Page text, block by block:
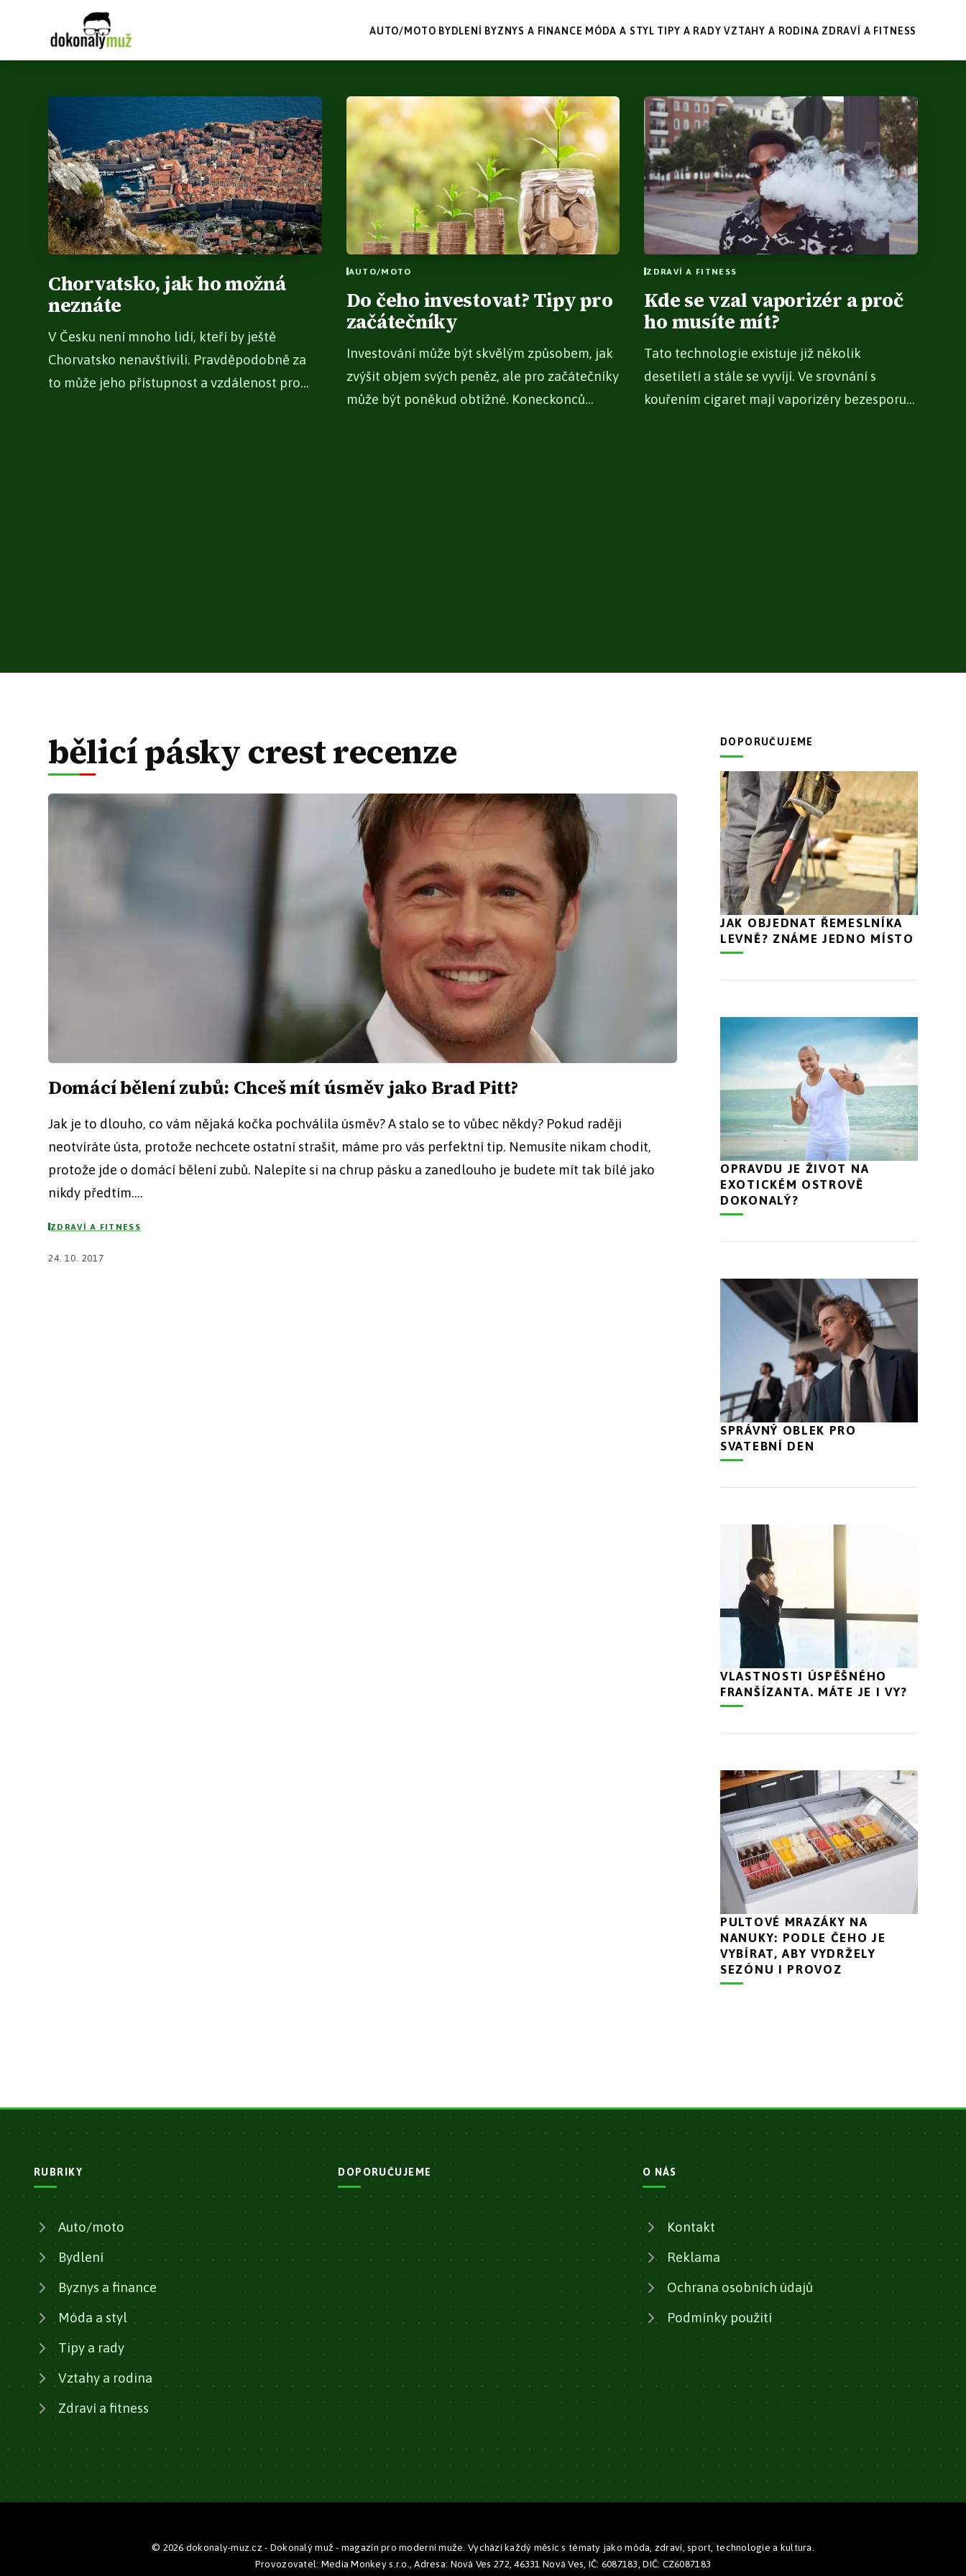
AUTO/MOTO BYDLENÍ BYZNYS A FINANCE MÓDA A STYL TIPY A RADY VZTAHY A RODINA ZDRAVÍ A FITNESS
Chorvatsko, jak ho možná
neznáte
V Česku není mnoho lidí, kteří by ještě
Chorvatsko nenavštívili. Pravděpodobně za
to může jeho přístupnost a vzdálenost pro
Do čeho investovat? Tipy pro
začátečníky
Investování může být skvělým způsobem, jak
zvýšit objem svých peněz, ale pro začátečníky
může být poněkud obtížné. Koneckonců...
AUTO/MOTO
Kde se vzal vaporizér a proč
ho musíte mít?
Tato technologie existuje již několik
desetiletí a stále se vyvíjí. Ve srovnání s
kouřením cigaret mají vaporizéry bezesporu...
ZDRAVÍ A FITNESS
bělicí pásky crest recenze
Domácí bělení zubů: Chceš mít úsměv jako Brad Pitt?
Jak je to dlouho, co vám nějaká kočka pochválila úsměv? A stalo se to vůbec někdy? Pokud raději
neotvíráte ústa, protože nechcete ostatní strašit, máme pro vás perfektní tip. Nemusíte nikam chodit,
protože jde o domácí bělení zubů. Nalepíte si na chrup pásku a zanedlouho je budete mít tak bílé jako
nikdy předtím....
ZDRAVÍ A FITNESS
24. 10. 2017
DOPORUČUJEME
JAK OBJEDNAT ŘEMESLNÍKA
LEVNĚ? ZNÁME JEDNO MÍSTO
OPRAVDU JE ŽIVOT NA
EXOTICKÉM OSTROVĚ
DOKONALÝ?
SPRÁVNÝ OBLEK PRO
SVATEBNÍ DEN
VLASTNOSTI ÚSPĚŠNÉHO
FRANŠÍZANTA. MÁTE JE I VY?
PULTOVÉ MRAZÁKY NA
NANUKY: PODLE ČEHO JE
VYBÍRAT, ABY VYDRŽELY
SEZÓNU I PROVOZ
RUBRIKY
Auto/moto
Bydlení
Byznys a finance
Móda a styl
Tipy a rady
Vztahy a rodina
Zdraví a fitness
DOPORUČUJEME O NÁS
Kontakt
Reklama
Ochrana osobních údajů
Podmínky použití
© 2026 dokonaly-muz.cz - Dokonalý muž - magazín pro moderní muže. Vychází každý měsíc s tématy jako móda, zdraví, sport, technologie a kultura.
Provozovatel: Media Monkey s.r.o., Adresa: Nová Ves 272, 46331 Nová Ves, IČ: 6087183, DIČ: CZ6087183